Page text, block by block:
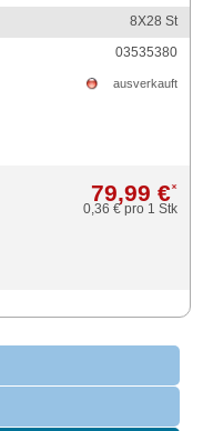
8X28St
03535380
ausverkauft
79,99 €*
0,36 €pro 1 Stk